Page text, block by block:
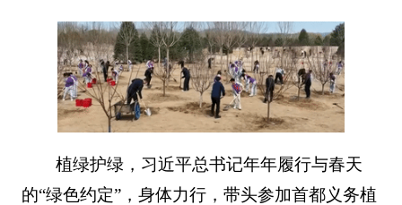
植绿护绿，习近平总书记年年履行与春天
的“绿色约定”，身体力行，带头参加首都义务植